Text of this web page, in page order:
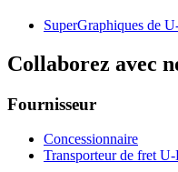
SuperGraphiques de
Collaborez avec
Fournisseur
Concessionnaire
Transporteur de fret